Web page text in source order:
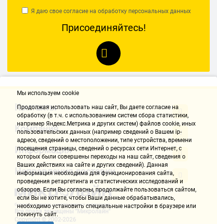
Я даю свое согласие на обработку персональных данных
Присоединяйтесь!
Контакты
Компания
Информация
Направления доставки
Все права защищены "Микролайн"
Copyright © 2002-2026
Мы используем cookie
Продолжая использовать наш cайт, Вы даете согласие на
обработку (в т.ч. с использованием систем сбора статистики,
например Яндекс.Метрика и других систем) файлов cookie, иных
пользовательских данных (например сведений о Вашем ip-
адресе, сведений о местоположении, типе устройства, времени
посещения страницы, сведений о ресурсах сети Интернет, с
которых были совершены переходы на наш сайт, сведения о
Ваших действиях на сайте и других сведений). Данная
информация необходима для функционирования сайта,
проведения ретаргетинга и статистических исследований и
обзоров. Если Вы согласны, продолжайте пользоваться сайтом,
если Вы не хотите, чтобы Ваши данные обрабатывались,
необходимо установить специальные настройки в браузере или
покинуть сайт.